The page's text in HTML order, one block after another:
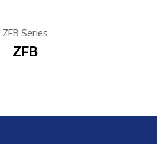
ZFB Series
ZFB